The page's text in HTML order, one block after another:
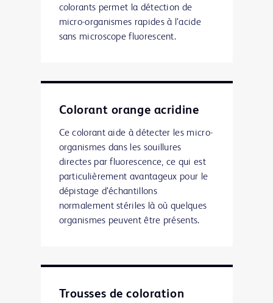
colorants permet la détection de
micro-organismes rapides à l’acide
sans microscope fluorescent.
Colorant orange acridine
Ce colorant aide à détecter les micro-
organismes dans les souillures
directes par fluorescence, ce qui est
particulièrement avantageux pour le
dépistage d’échantillons
normalement stériles là où quelques
organismes peuvent être présents.
Trousses de coloration